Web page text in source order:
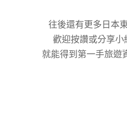
往後還有更多日本
歡迎按讚或分享小
就能得到第一手旅遊